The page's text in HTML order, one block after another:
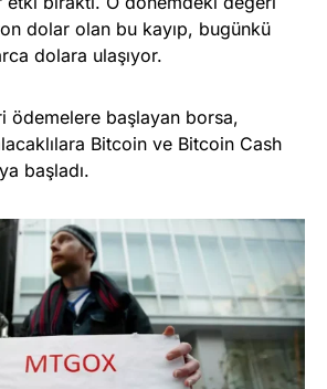
dolar olan bu kayıp, bugünkü
dolara ulaşıyor.
ödemelere başlayan borsa,
Bitcoin ve Bitcoin Cash
başladı.